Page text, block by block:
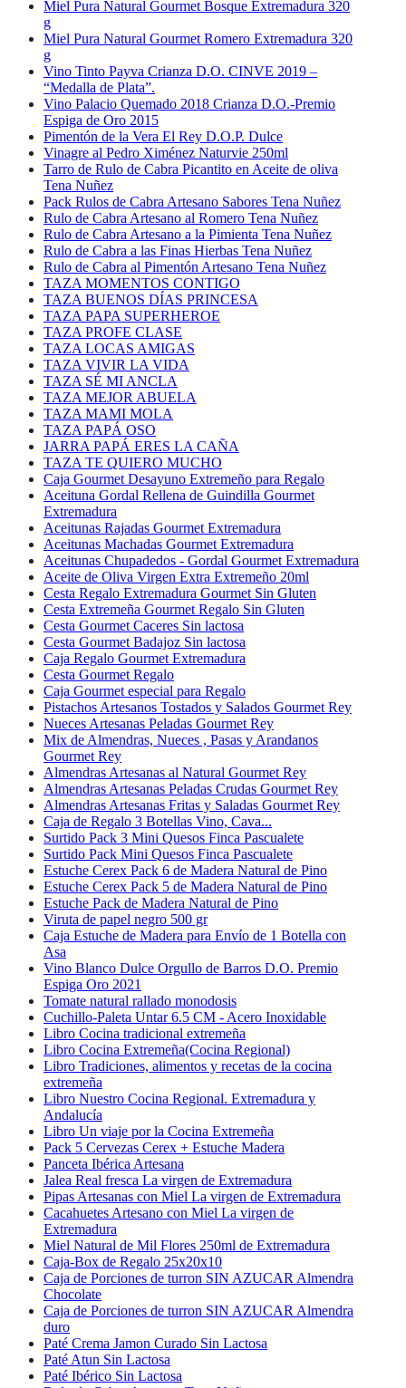
Miel Pura Natural Gourmet Bosque Extremadura 320
g
Miel Pura Natural Gourmet Romero Extremadura 320
g
Vino Tinto Payva Crianza D.O. CINVE 2019 –
“Medalla de Plata”.
Vino Palacio Quemado 2018 Crianza D.O.-Premio
Espiga de Oro 2015
Pimentón de la Vera El Rey D.O.P. Dulce
Vinagre al Pedro Ximénez Naturvie 250ml
Tarro de Rulo de Cabra Picantito en Aceite de oliva
Tena Nuñez
Pack Rulos de Cabra Artesano Sabores Tena Nuñez
Rulo de Cabra Artesano al Romero Tena Nuñez
Rulo de Cabra Artesano a la Pimienta Tena Nuñez
Rulo de Cabra a las Finas Hierbas Tena Nuñez
Rulo de Cabra al Pimentón Artesano Tena Nuñez
TAZA MOMENTOS CONTIGO
TAZA BUENOS DÍAS PRINCESA
TAZA PAPA SUPERHEROE
TAZA PROFE CLASE
TAZA LOCAS AMIGAS
TAZA VIVIR LA VIDA
TAZA SÉ MI ANCLA
TAZA MEJOR ABUELA
TAZA MAMI MOLA
TAZA PAPÁ OSO
JARRA PAPÁ ERES LA CAÑA
TAZA TE QUIERO MUCHO
Caja Gourmet Desayuno Extremeño para Regalo
Aceituna Gordal Rellena de Guindilla Gourmet
Extremadura
Aceitunas Rajadas Gourmet Extremadura
Aceitunas Machadas Gourmet Extremadura
Aceitunas Chupadedos - Gordal Gourmet Extremadura
Aceite de Oliva Virgen Extra Extremeño 20ml
Cesta Regalo Extremadura Gourmet Sin Gluten
Cesta Extremeña Gourmet Regalo Sin Gluten
Cesta Gourmet Caceres Sin lactosa
Cesta Gourmet Badajoz Sin lactosa
Caja Regalo Gourmet Extremadura
Cesta Gourmet Regalo
Caja Gourmet especial para Regalo
Pistachos Artesanos Tostados y Salados Gourmet Rey
Nueces Artesanas Peladas Gourmet Rey
Mix de Almendras, Nueces , Pasas y Arandanos
Gourmet Rey
Almendras Artesanas al Natural Gourmet Rey
Almendras Artesanas Peladas Crudas Gourmet Rey
Almendras Artesanas Fritas y Saladas Gourmet Rey
Caja de Regalo 3 Botellas Vino, Cava...
Surtido Pack 3 Mini Quesos Finca Pascualete
Surtido Pack Mini Quesos Finca Pascualete
Estuche Cerex Pack 6 de Madera Natural de Pino
Estuche Cerex Pack 5 de Madera Natural de Pino
Estuche Pack de Madera Natural de Pino
Viruta de papel negro 500 gr
Caja Estuche de Madera para Envío de 1 Botella con
Asa
Vino Blanco Dulce Orgullo de Barros D.O. Premio
Espiga Oro 2021
Tomate natural rallado monodosis
Cuchillo-Paleta Untar 6.5 CM - Acero Inoxidable
Libro Cocina tradicional extremeña
Libro Cocina Extremeña(Cocina Regional)
Libro Tradiciones, alimentos y recetas de la cocina
extremeña
Libro Nuestro Cocina Regional. Extremadura y
Andalucía
Libro Un viaje por la Cocina Extremeña
Pack 5 Cervezas Cerex + Estuche Madera
Panceta Ibérica Artesana
Jalea Real fresca La virgen de Extremadura
Pipas Artesanas con Miel La virgen de Extremadura
Cacahuetes Artesano con Miel La virgen de
Extremadura
Miel Natural de Mil Flores 250ml de Extremadura
Caja-Box de Regalo 25x20x10
Caja de Porciones de turron SIN AZUCAR Almendra
Chocolate
Caja de Porciones de turron SIN AZUCAR Almendra
duro
Paté Crema Jamon Curado Sin Lactosa
Paté Atun Sin Lactosa
Paté Ibérico Sin Lactosa